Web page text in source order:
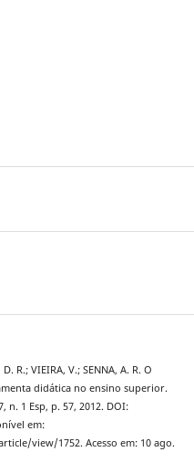
R.; VIEIRA, V.; SENNA, A. R. O
didática no ensino superior.
n. 1 Esp, p. 57, 2012. DOI:
em:
view/1752. Acesso em: 10 ago.